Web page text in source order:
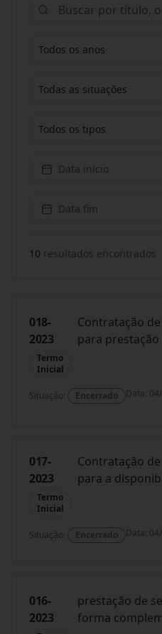
Todos os anos
Todas as situações
Todos os tipos
Data início
Data fim
10 resultados encontrados
018-
2023
Termo
Inicial
Contratação
para prestação
Situação: Encerrado Data:
017-
2023
Termo
Inicial
Contratação
para a
Situação: Encerrado Data:
016-
2023
prestação de
forma